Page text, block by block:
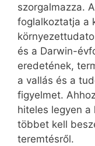
szorgalmazza.
foglalkoztatja a
és a Darwin-
eredetének,
a vallás és a
figyelmet.
hiteles legyen a
többet kell
teremtésről.